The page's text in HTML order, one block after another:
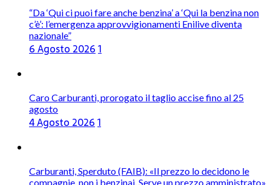
“Da ‘Qui ci puoi fare anche benzina’ a ‘Qui la benzina non
c’è’: l’emergenza approvvigionamenti Enilive diventa
nazionale”
6 Agosto 20261
Caro Carburanti, prorogato il taglio accise fino al 25
agosto
4 Agosto 20261
Carburanti, Sperduto (FAIB): «Il prezzo lo decidono le
compagnie, non i benzinai. Serve un prezzo amministrato»